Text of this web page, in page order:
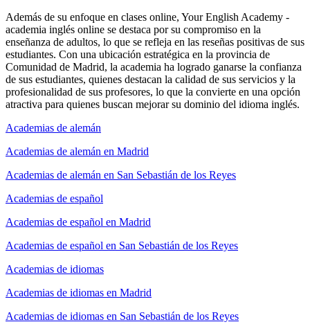
Además de su enfoque en clases online, Your English Academy -
academia inglés online se destaca por su compromiso en la
enseñanza de adultos, lo que se refleja en las reseñas positivas de sus
estudiantes. Con una ubicación estratégica en la provincia de
Comunidad de Madrid, la academia ha logrado ganarse la confianza
de sus estudiantes, quienes destacan la calidad de sus servicios y la
profesionalidad de sus profesores, lo que la convierte en una opción
atractiva para quienes buscan mejorar su dominio del idioma inglés.
Academias de alemán
Academias de alemán en Madrid
Academias de alemán en San Sebastián de los Reyes
Academias de español
Academias de español en Madrid
Academias de español en San Sebastián de los Reyes
Academias de idiomas
Academias de idiomas en Madrid
Academias de idiomas en San Sebastián de los Reyes